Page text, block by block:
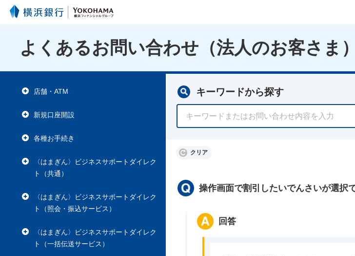
よくあるお問い合わせ（法人のお客さま）
店舗・ATM
新規口座開設
各種お手続き
〈はまぎん〉ビジネスサポートダイレク
ト（共通）
〈はまぎん〉ビジネスサポートダイレク
ト（照会・振込サービス）
〈はまぎん〉ビジネスサポートダイレク
ト（一括伝送サービス）
キーワードから探す
クリア
操作画面で割引したいでんさいが選択
回答